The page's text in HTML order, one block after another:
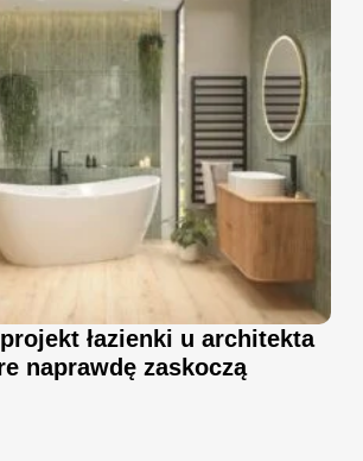
łazienki u architekta
naprawdę zaskoczą